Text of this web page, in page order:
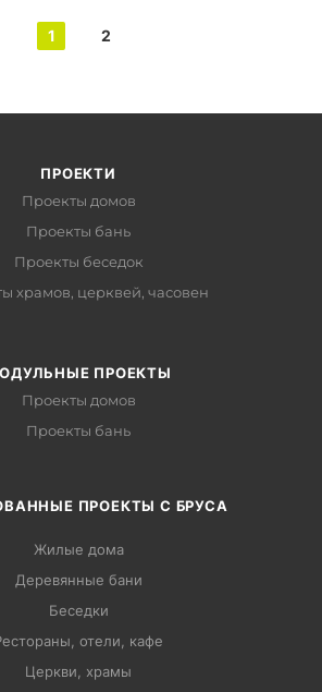
1 2
ПРОЕКТИ
Проекты домов
Проекты бань
Проекты беседок
храмов, церквей, часовен
ПРОЕКТЫ
Проекты домов
Проекты бань
ПРОЕКТЫ С БРУСА
Жилые дома
Деревянные бани
Беседки
отели, кафе
Церкви, храмы